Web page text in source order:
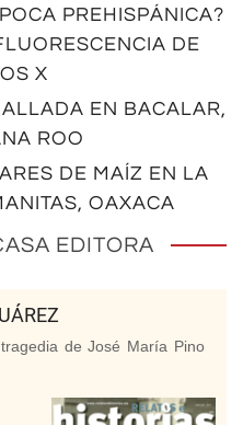
PREHISPÁNICA?
DE
X
EN BACALAR,
ROO
DE MAÍZ EN LA
OAXACA
EDITORA
de José María Pino